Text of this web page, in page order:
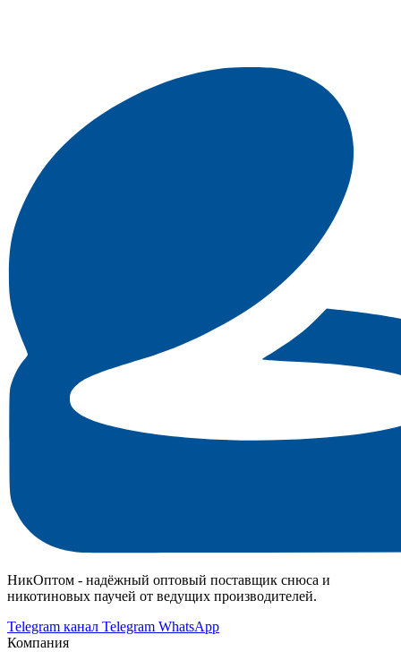
НикОптом - надёжный оптовый поставщик снюса и
никотиновых паучей от ведущих производителей.
Telegram канал Telegram WhatsApp
Компания